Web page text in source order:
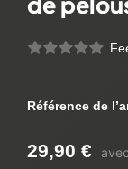
Référence de
29,90 €